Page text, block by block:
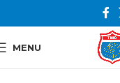
MENU